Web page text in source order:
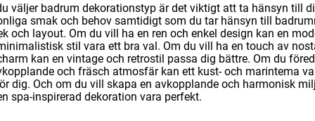
väljer badrum dekorationstyp är det viktigt att ta hänsyn till
smak och behov samtidigt som du tar hänsyn till
och layout. Om du vill ha en ren och enkel design kan en
stil vara ett bra val. Om du vill ha en touch av
kan en vintage och retrostil passa dig bättre. Om du
och fräsch atmosfär kan ett kust- och marintema
dig. Och om du vill skapa en avkopplande och harmonisk
spa-inspirerad dekoration vara perfekt.